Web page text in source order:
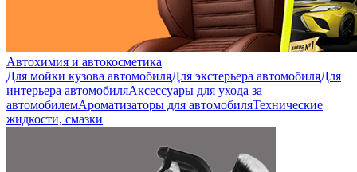
Автохимия и автокосметика
Для мойки кузова автомобиляДля экстерьера автомобиляДля
интерьера автомобиляАксессуары для ухода за
автомобилемАроматизаторы для автомобиляТехнические
жидкости, смазки